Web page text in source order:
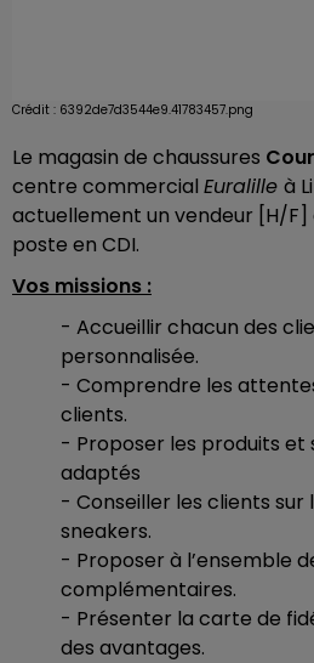
Crédit : 6392de7d3544e9.41783457.png
Le magasin de chaussures
centre commercial Euralille à
actuellement un vendeur [H/F]
poste en CDI.
Vos missions :
- Accueillir chacun des
personnalisée.
- Comprendre les
clients.
- Proposer les produits et
adaptés
- Conseiller les clients sur
sneakers.
- Proposer à l’ensemble
complémentaires.
- Présenter la carte de
des avantages.